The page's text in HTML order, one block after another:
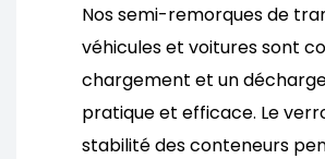
Nos semi-remorques de
véhicules et voitures sont
chargement et un
pratique et efficace. Le
stabilité des conteneurs